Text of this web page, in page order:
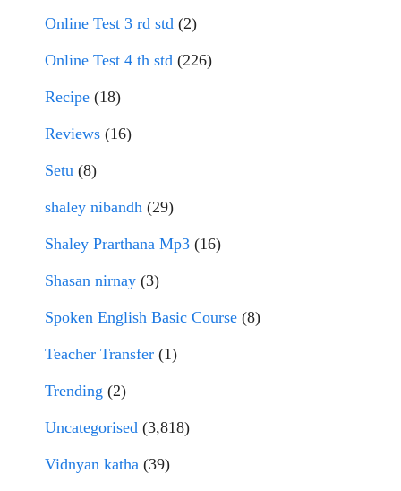
Online Test 3 rd std (2)
Online Test 4 th std (226)
Recipe (18)
Reviews (16)
Setu (8)
shaley nibandh (29)
Shaley Prarthana Mp3 (16)
Shasan nirnay (3)
Spoken English Basic Course (8)
Teacher Transfer (1)
Trending (2)
Uncategorised (3,818)
Vidnyan katha (39)